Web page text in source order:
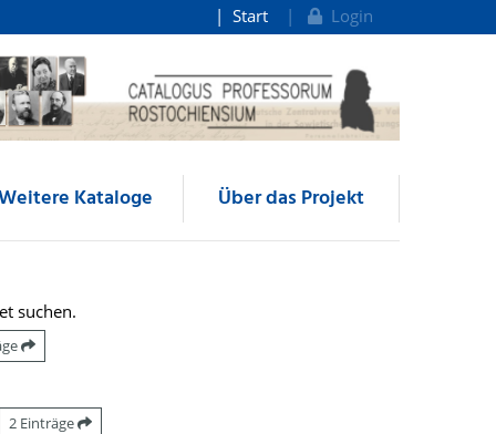
Start Login
Kataloge Über das Projekt
suchen.
2 Einträge